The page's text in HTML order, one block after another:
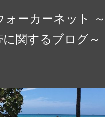
ォーカーネット
関するブログ～